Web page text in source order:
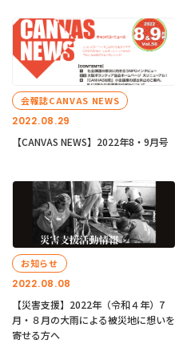
2022.08.29
会報誌CANVAS NEWS
【CANVAS NEWS】2022年8・9月号
2022.08.08
お知らせ
【災害支援】2022年（令和４年）7
月・８月の大雨による被災地に想いを
寄せる方へ